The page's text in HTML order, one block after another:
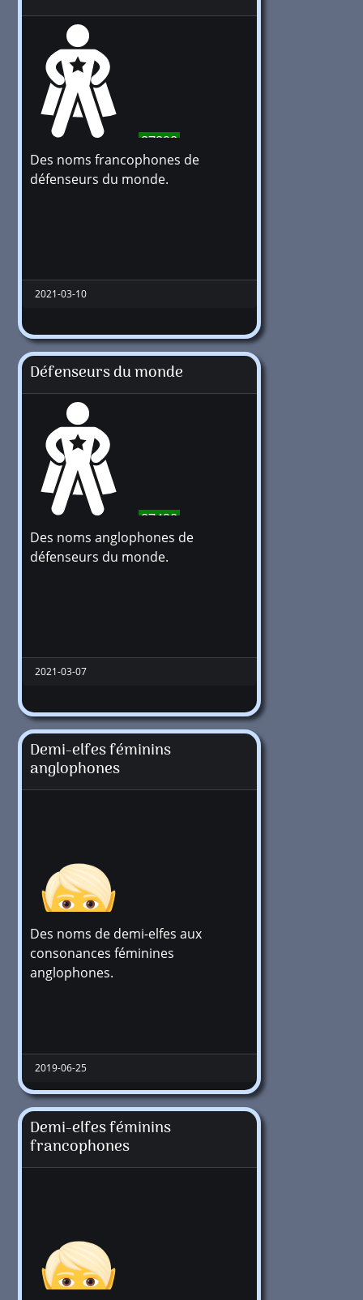
87898
Des noms francophones de
défenseurs du monde.
2021-03-10
Défenseurs du monde
87438
Des noms anglophones de
défenseurs du monde.
2021-03-07
Demi-elfes féminins
anglophones
Des noms de demi-elfes aux
consonances féminines
anglophones.
2019-06-25
Demi-elfes féminins
francophones